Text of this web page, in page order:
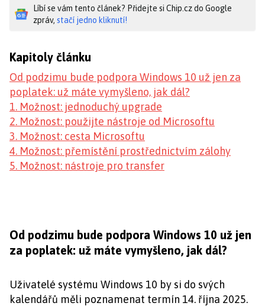
Líbí se vám tento článek? Přidejte si Chip.cz do Google
zpráv, stačí jedno kliknutí!
Kapitoly článku
Od podzimu bude podpora Windows 10 už jen za
poplatek: už máte vymyšleno, jak dál?
1. Možnost: jednoduchý upgrade
2. Možnost: použijte nástroje od Microsoftu
3. Možnost: cesta Microsoftu
4. Možnost: přemístění prostřednictvím zálohy
5. Možnost: nástroje pro transfer
Od podzimu bude podpora Windows 10 už jen
za poplatek: už máte vymyšleno, jak dál?
Uživatelé systému Windows 10 by si do svých
kalendářů měli poznamenat termín 14. října 2025.